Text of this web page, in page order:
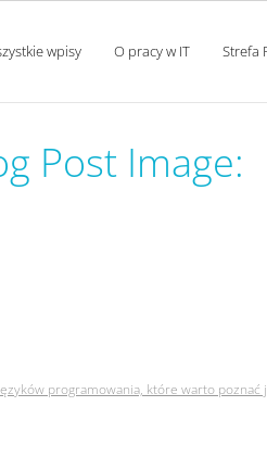
wpisy O pracy w IT Strefa
Post Image:
programowania, które warto poznać